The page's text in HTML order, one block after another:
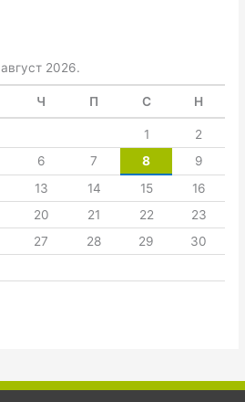
август 2026.
Ч П С Н
1
2
6 7 8
9
13 14 15
16
20 21 22
23
27 28 29
30